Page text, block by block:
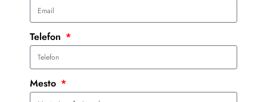
Telefon
Mesto